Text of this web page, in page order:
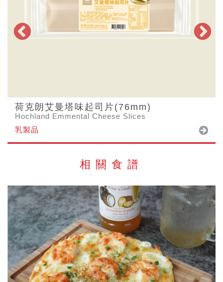
荷克朗艾曼塔味起司片(76mm)
Hochland Emmental Cheese Slices
乳製品
相關食譜